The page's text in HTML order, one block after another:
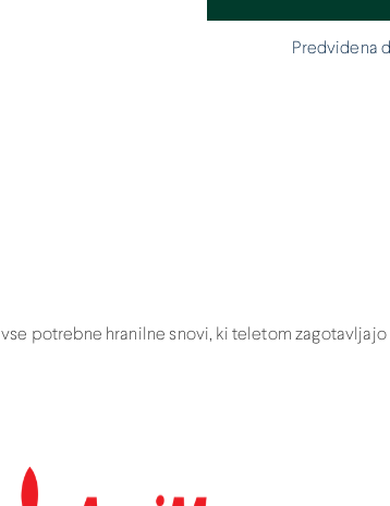
Predvidena
potrebne hranilne snovi, ki teletom zagotavljajo